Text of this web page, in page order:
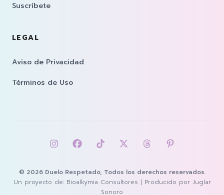
Suscríbete
LEGAL
Aviso de Privacidad
Términos de Uso
Síguenos eninstagram
Síguenos enfacebook
Síguenos entiktok
Síguenos entwitter
SíguenosSíguenos
© 2026 Duelo Respetado, Todos los derechos reservados.
Un proyecto de: Bioalkymia Consultores | Producido por Juglar
Sonoro